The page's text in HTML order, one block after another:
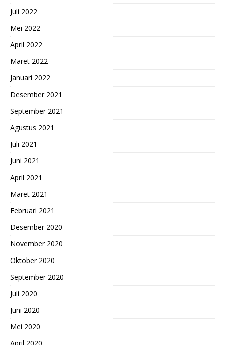
Juli 2022
Mei 2022
April 2022
Maret 2022
Januari 2022
Desember 2021
September 2021
Agustus 2021
Juli 2021
Juni 2021
April 2021
Maret 2021
Februari 2021
Desember 2020
November 2020
Oktober 2020
September 2020
Juli 2020
Juni 2020
Mei 2020